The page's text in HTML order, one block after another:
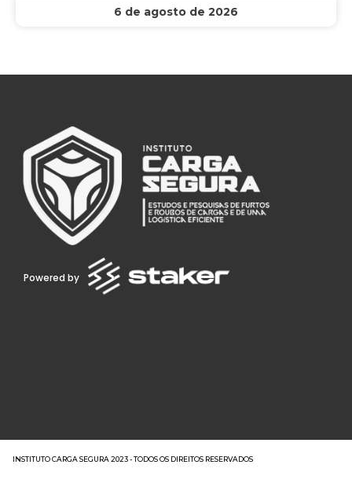
6 de agosto de 2026
Powered by
INSTITUTO CARGA SEGURA 2023 - TODOS OS DIREITOS RESERVADOS